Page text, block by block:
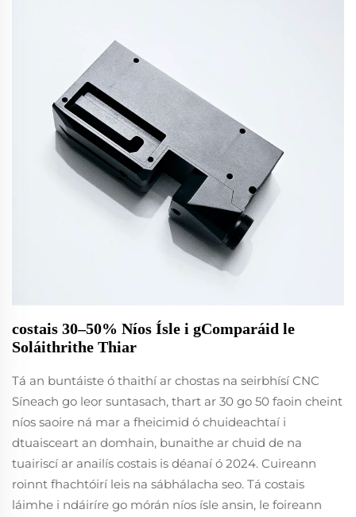
costais 30–50% Níos Ísle i gComparáid le
Soláithrithe Thiar
Tá an buntáiste ó thaithí ar chostas na seirbhísí CNC
Síneach go leor suntasach, thart ar 30 go 50 faoin cheint
níos saoire ná mar a fheicimid ó chuideachtaí i
dtuaisceart an domhain, bunaithe ar chuid de na
tuairiscí ar anailís costais is déanaí ó 2024. Cuireann
roinnt fhachtóirí leis na sábhálacha seo. Tá costais
láimhe i ndáiríre go mórán níos ísle ansin, le foireann